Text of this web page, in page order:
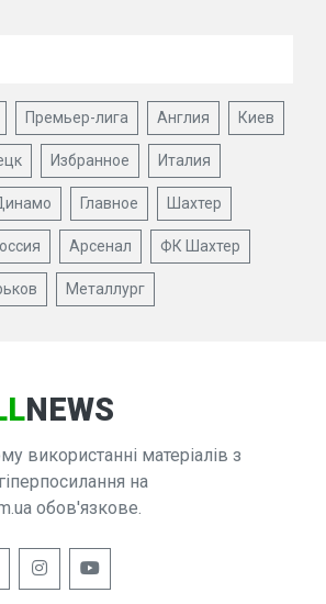
Премьер-лига Англия Киев
Избранное Италия
Главное Шахтер
Арсенал ФК Шахтер
Металлург
NEWS
використанні матеріалів з
на
обов'язкове.